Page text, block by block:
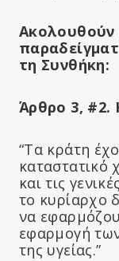
Ακολουθούν
τη Συνθήκη:
Άρθρο 3, #2.
“Τα κράτη
και τις
το κυρίαρχο
να
εφαρμογή
της υγείας.”